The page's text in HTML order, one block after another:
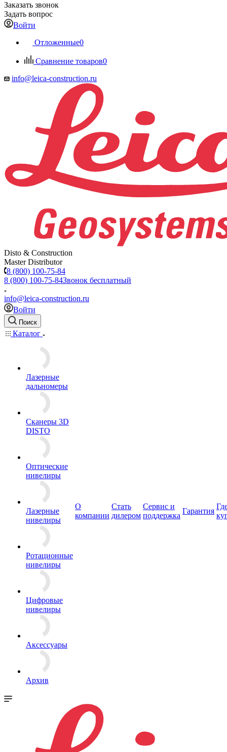
Заказать звонок
Задать вопрос
Войти
Отложенные0
Сравнение товаров0
info@leica-construction.ru
Disto & Construction
Master Distributor
8 (800) 100-75-84
8 (800) 100-75-84Звонок бесплатный
info@leica-construction.ru
Войти
Поиск
Каталог
Лазерные
дальномеры
Сканеры 3D
DISTO
Оптические
нивелиры
Лазерные
нивелиры
Ротационные
нивелиры
Цифровые
нивелиры
Аксессуары
Архив
О
компании
Стать
дилером
Сервис и
поддержка
Гарантия